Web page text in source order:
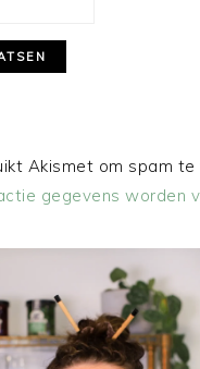
Akismet om spam te
gegevens worden